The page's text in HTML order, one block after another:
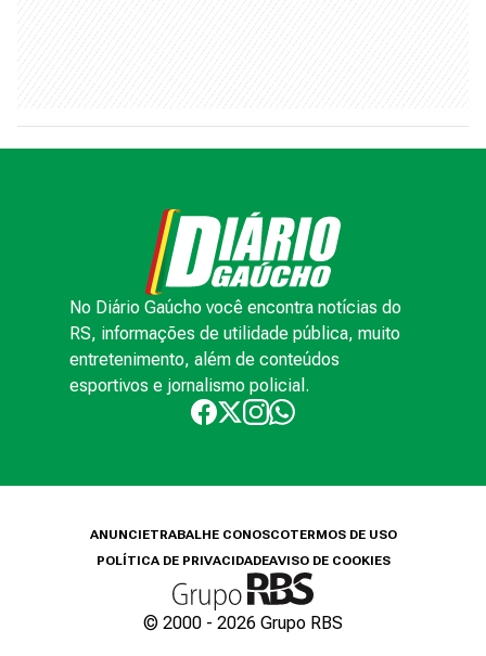
No Diário Gaúcho você encontra notícias do
RS, informações de utilidade pública, muito
entretenimento, além de conteúdos
esportivos e jornalismo policial.
ANUNCIETRABALHE CONOSCOTERMOS DE USO
POLÍTICA DE PRIVACIDADEAVISO DE COOKIES
© 2000 - 2026 Grupo RBS